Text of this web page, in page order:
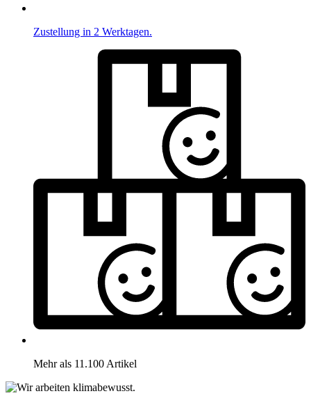
Zustellung in 2 Werktagen.
Mehr als 11.100 Artikel